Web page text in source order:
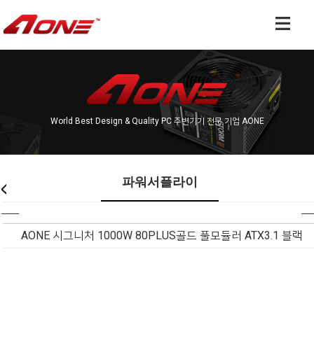
World Best Design & Quality PC 주변기기 전문 기업 AONE
파워서플라이
AONE 시그니처 1000W 80PLUS골드 풀모듈러 ATX3.1 블랙